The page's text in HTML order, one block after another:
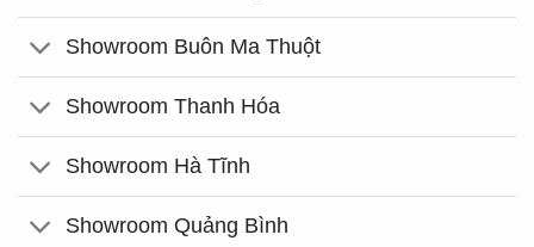
Showroom Buôn Ma Thuột
Showroom Thanh Hóa
Showroom Hà Tĩnh
Showroom Quảng Bình